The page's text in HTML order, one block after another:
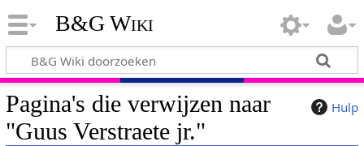
B&G Wiki
Hulp
Pagina's die verwijzen naar
"Guus Verstraete jr."